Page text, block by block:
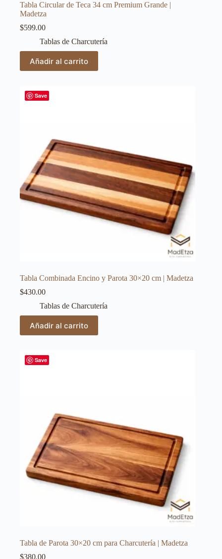
Tabla Circular de Teca 34 cm Premium Grande |
Madetza
$599.00
Tablas de Charcutería
Añadir al carrito
Save
Tabla Combinada Encino y Parota 30×20 cm | Madetza
$430.00
Tablas de Charcutería
Añadir al carrito
Save
Tabla de Parota 30×20 cm para Charcutería | Madetza
$380.00